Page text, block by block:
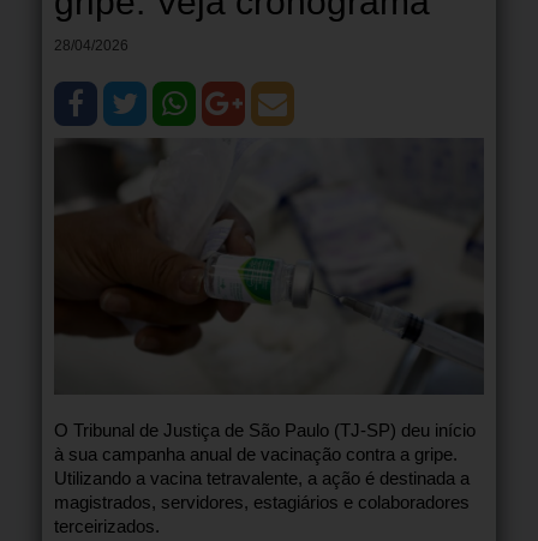
28/04/2026
O Tribunal de Justiça de São Paulo (TJ-SP) deu início
à sua campanha anual de vacinação contra a gripe.
Utilizando a vacina tetravalente, a ação é destinada a
magistrados, servidores, estagiários e colaboradores
terceirizados.